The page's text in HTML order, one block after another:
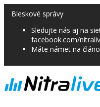
Bleskové správy
Sledujte nás aj na
facebook.com/
Máte námet na